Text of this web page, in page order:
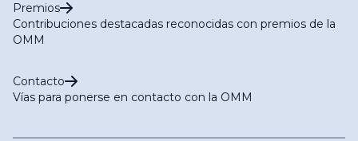
Premios
Contribuciones destacadas reconocidas con premios de la
OMM
Contacto
Vías para ponerse en contacto con la OMM